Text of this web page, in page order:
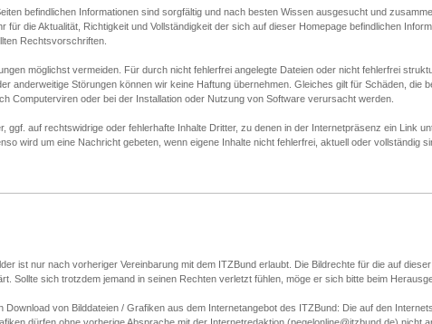
befindlichen Informationen sind sorgfältig und nach besten Wissen ausgesucht und
für die Aktualität, Richtigkeit und Vollständigkeit der sich auf dieser Homepage befindlichen
Rechtsvorschriften.
möglichst vermeiden. Für durch nicht fehlerfrei angelegte Dateien oder nicht fehlerfrei
anderweitige Störungen können wir keine Haftung übernehmen. Gleiches gilt für Schäden, die
Computerviren oder bei der Installation oder Nutzung von Software verursacht werden.
ggf. auf rechtswidrige oder fehlerhafte Inhalte Dritter, zu denen in der Internetpräsenz ein Link
wird um eine Nachricht gebeten, wenn eigene Inhalte nicht fehlerfrei, aktuell oder vollständig
ist nur nach vorheriger Vereinbarung mit dem ITZBund erlaubt. Die Bildrechte für die auf
Sollte sich trotzdem jemand in seinen Rechten verletzt fühlen, möge er sich bitte beim
Download von Bilddateien / Grafiken aus dem Internetangebot des ITZBund: Die auf den